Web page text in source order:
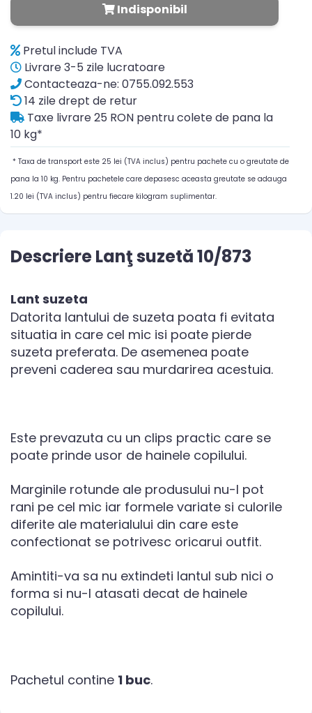
Indisponibil
Pretul include TVA
Livrare 3-5 zile lucratoare
Contacteaza-ne: 0755.092.553
14 zile drept de retur
Taxe livrare 25 RON pentru colete de pana la
10 kg*
* Taxa de transport este 25 lei (TVA inclus) pentru pachete cu o greutate de
pana la 10 kg. Pentru pachetele care depasesc aceasta greutate se adauga
1.20 lei (TVA inclus) pentru fiecare kilogram suplimentar.
Descriere Lanţ suzetă 10/873
Lant suzeta
Datorita lantului de suzeta poata fi evitata
situatia in care cel mic isi poate pierde
suzeta preferata. De asemenea poate
preveni caderea sau murdarirea acestuia.
Este prevazuta cu un clips practic care se
poate prinde usor de hainele copilului.
Marginile rotunde ale produsului nu-l pot
rani pe cel mic iar formele variate si culorile
diferite ale materialului din care este
confectionat se potrivesc oricarui outfit.
Amintiti-va sa nu extindeti lantul sub nici o
forma si nu-l atasati decat de hainele
copilului.
Pachetul contine 1 buc.